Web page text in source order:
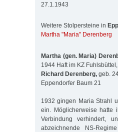
27.1.1943
Weitere Stolpersteine in
Martha "Maria" Derenberg
Martha (gen. Maria)
1944 Haft im KZ
Richard Derenberg, geb.
Eppendorfer Baum 21
1932 gingen Maria Strahl
ein. Möglicherweise hatte
Verbindung verhindert,
abzeichnende NS-